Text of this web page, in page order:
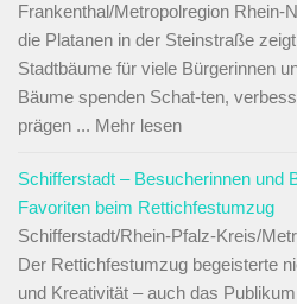
Frankenthal/Metropolregion Rhein-
die Platanen in der Steinstraße
Stadtbäume für viele Bürgerinnen
Bäume spenden Schat-ten,
prägen ... Mehr lesen
Schifferstadt – Besucherinnen und
Favoriten beim Rettichfestumzug
Schifferstadt/Rhein-Pfalz-Kreis/
Der Rettichfestumzug begeisterte
und Kreativität – auch das